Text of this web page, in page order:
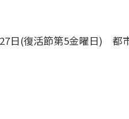
日(復活節第5金曜日) 都